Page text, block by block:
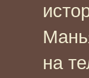
на